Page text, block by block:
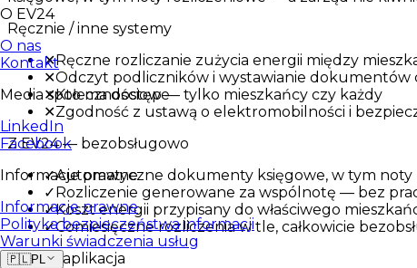
O EV24
O nas
Kontakt
Media społecznościowe
LinkedIn
Facebook
Informacje prawne
Informacje prawne
Polityka bezpieczeństwa informacji
Warunki świadczenia usług
🇵🇱PL
Ręcznie / inne systemy
✕Ręczne rozliczanie zużycia energii między
✕Odczyt podliczników i wystawianie dokumentów
✕Kto ma dostęp — tylko mieszkańcy czy każdy
✕Zgodność z ustawą o elektromobilności i
Z EV24 — bezobsługowo
✓Automatyczne dokumenty księgowe, w tym noty
✓Rozliczenie generowane za wspólnotę — bez
✓Koszt energii przypisany do właściwego
✓Comiesięczne rozliczenia w tle, całkowicie
Portal i aplikacja